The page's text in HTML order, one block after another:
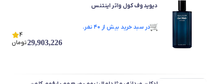
دیویدوف کول واتر اینتنس
در سبد خرید بیش از ۴۰ نفر.
4
29,903,226تومان